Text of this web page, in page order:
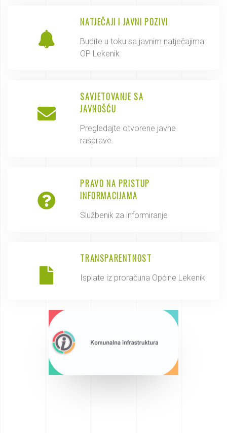
NATJEČAJI I JAVNI POZIVI
Budite u toku sa javnim natječajima
OP Lekenik
SAVJETOVANJE SA
JAVNOŠĆU
Pregledajte otvorene javne
rasprave
PRAVO NA PRISTUP
INFORMACIJAMA
Službenik za informiranje
TRANSPARENTNOST
Isplate iz proračuna Općine Lekenik